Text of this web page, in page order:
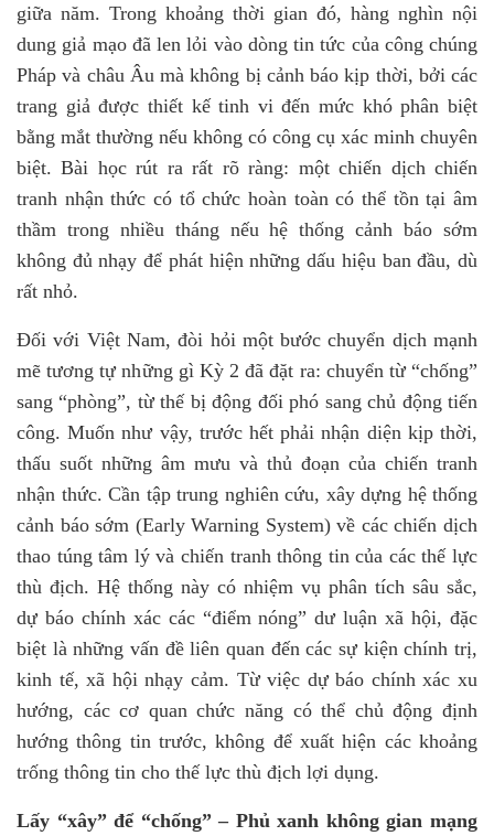
giữa năm. Trong khoảng thời gian đó, hàng nghìn nội
dung giả mạo đã len lỏi vào dòng tin tức của công chúng
Pháp và châu Âu mà không bị cảnh báo kịp thời, bởi các
trang giả được thiết kế tinh vi đến mức khó phân biệt
bằng mắt thường nếu không có công cụ xác minh chuyên
biệt. Bài học rút ra rất rõ ràng: một chiến dịch chiến
tranh nhận thức có tổ chức hoàn toàn có thể tồn tại âm
thầm trong nhiều tháng nếu hệ thống cảnh báo sớm
không đủ nhạy để phát hiện những dấu hiệu ban đầu, dù
rất nhỏ.
Đối với Việt Nam, đòi hỏi một bước chuyển dịch mạnh
mẽ tương tự những gì Kỳ 2 đã đặt ra: chuyển từ “chống”
sang “phòng”, từ thế bị động đối phó sang chủ động tiến
công. Muốn như vậy, trước hết phải nhận diện kịp thời,
thấu suốt những âm mưu và thủ đoạn của chiến tranh
nhận thức. Cần tập trung nghiên cứu, xây dựng hệ thống
cảnh báo sớm (Early Warning System) về các chiến dịch
thao túng tâm lý và chiến tranh thông tin của các thế lực
thù địch. Hệ thống này có nhiệm vụ phân tích sâu sắc,
dự báo chính xác các “điểm nóng” dư luận xã hội, đặc
biệt là những vấn đề liên quan đến các sự kiện chính trị,
kinh tế, xã hội nhạy cảm. Từ việc dự báo chính xác xu
hướng, các cơ quan chức năng có thể chủ động định
hướng thông tin trước, không để xuất hiện các khoảng
trống thông tin cho thế lực thù địch lợi dụng.
Lấy “xây” để “chống” – Phủ xanh không gian mạng